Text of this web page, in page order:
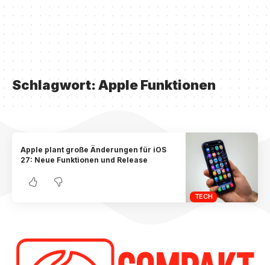
Schlagwort:Apple Funktionen
TECH
Apple plant große Änderungen für iOS
27: Neue Funktionen und Release